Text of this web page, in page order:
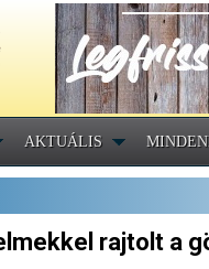
AKTUÁLIS
rajtolt a